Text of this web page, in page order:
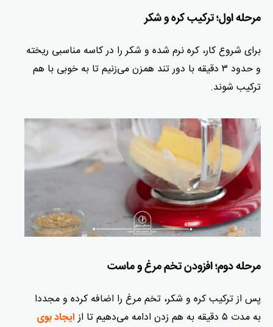
مرحله اول؛ ترکیب کره و شکر
برای شروع کار، کره نرم شده و شکر را در کاسه مناسبی ریخته
و حدود ۳ دقیقه با دور تند همزن می‌زنیم تا به خوبی با هم
ترکیب شوند.
مرحله دوم؛ افزودن تخم مرغ و ماست
پس از ترکیب کره و شکر، تخم مرغ را اضافه کرده و مجددا
به مدت ۵ دقیقه به هم زدن ادامه می‌دهیم تا از
ایجاد بوی